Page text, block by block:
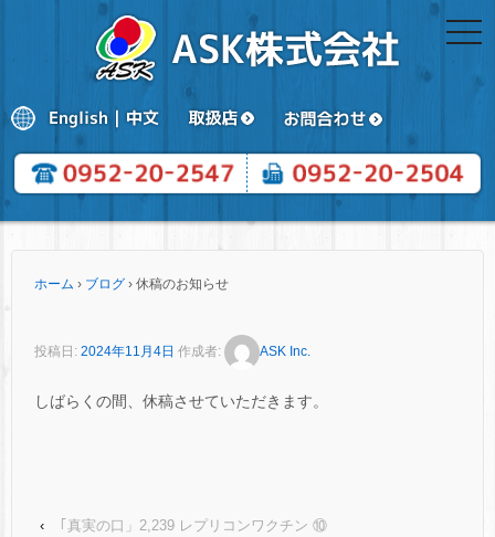
ホーム › ブログ › 休稿のお知らせ
投稿日: 2024年11月4日 作成者: ASK Inc.
しばらくの間、休稿させていただきます。
‹
｢真実の口」2,239 レプリコンワクチン ⑩